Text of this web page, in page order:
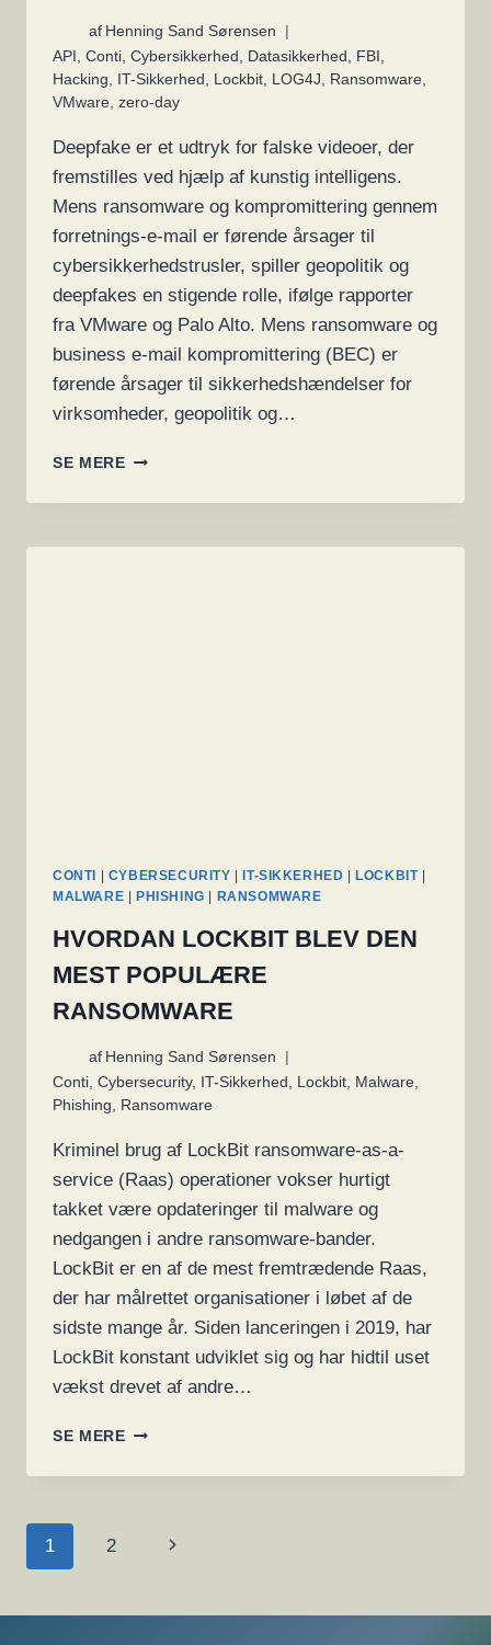
af Henning Sand Sørensen
API
Conti Cybersikkerhed Datasikkerhed FBI
Hacking
IT-Sikkerhed Lockbit LOG4J Ransomware
VMware zero-day
Deepfake er et udtryk for falske videoer, der
fremstilles ved hjælp af kunstig intelligens.
Mens ransomware og kompromittering gennem
forretnings-e-mail er førende årsager til
cybersikkerhedstrusler, spiller geopolitik og
deepfakes en stigende rolle, ifølge rapporter
fra VMware og Palo Alto. Mens ransomware og
business e-mail kompromittering (BEC) er
førende årsager til sikkerhedshændelser for
virksomheder, geopolitik og…
SE MERERANSOMWARE
E-
ER
CONTI | CYBERSECURITY |IT-SIKKERHED |LOCKBIT|
MALWARE | PHISHING | RANSOMWARE
HVORDAN LOCKBIT BLEV DEN
MEST POPULÆRE
RANSOMWARE
af Henning Sand Sørensen
Conti, Cybersecurity, IT-Sikkerhed , Lockbit, Malware,
Phishing, Ransomware
Kriminel brug af LockBit ransomware-as-a-
service (Raas) operationer vokser hurtigt
takket være opdateringer til malware og
nedgangen i andre ransomware-bander.
LockBit er en af de mest fremtrædende Raas,
der har målrettet organisationer i løbet af de
sidste mange år. Siden lanceringen i 2019, har
LockBit konstant udviklet sig og har hidtil uset
vækst drevet af andre…
SE MEREHVORDAN
BLEV
POPULÆRE
SIDE
NAVIGATION
1 2
Næste